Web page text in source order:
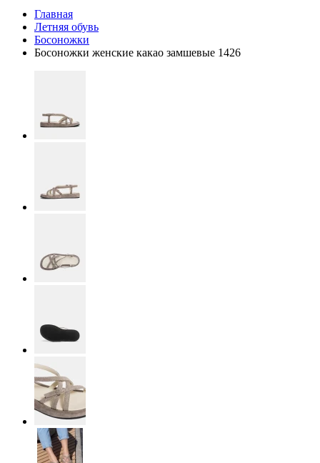
Главная
Летняя обувь
Босоножки
Босоножки женские какао замшевые 1426